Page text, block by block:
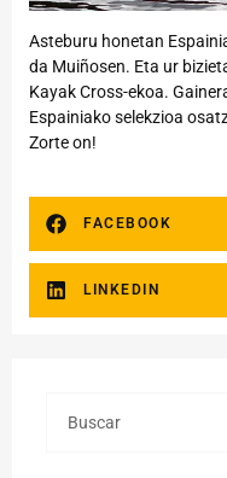
Asteburu honetan
da Muiñosen. Eta ur
Kayak Cross-ekoa.
Espainiako selekzioa
Zorte on!
FACEBOOK
LINKEDIN